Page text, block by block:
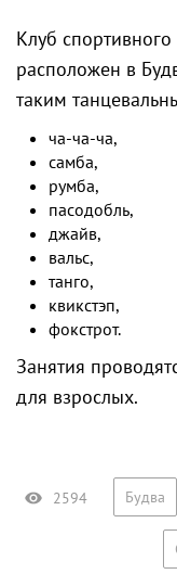
Клуб
расположен в
таким
ча-ча-ча,
самба,
румба,
пасодобль,
джайв,
вальс,
танго,
квикстэп,
фокстрот.
Занятия
для взрослых.
2594 Будва